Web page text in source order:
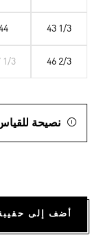
43 1/3
46 2/3
1/3
نصيحة
أضف إلى